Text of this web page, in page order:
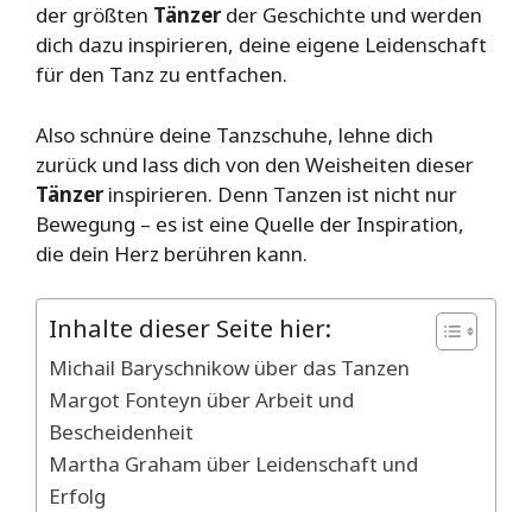
der größten Tänzerder Geschichte und werden
dich dazu inspirieren, deine eigene Leidenschaft
für den Tanz zu entfachen.
Also schnüre deine Tanzschuhe, lehne dich
zurück und lass dich von den Weisheiten dieser
Tänzerinspirieren. Denn Tanzen ist nicht nur
Bewegung – es ist eine Quelle der Inspiration,
die dein Herz berühren kann.
Inhalte dieser Seite hier:
Michail Baryschnikow über das Tanzen
Margot Fonteyn über Arbeit und
Bescheidenheit
Martha Graham über Leidenschaft und
Erfolg